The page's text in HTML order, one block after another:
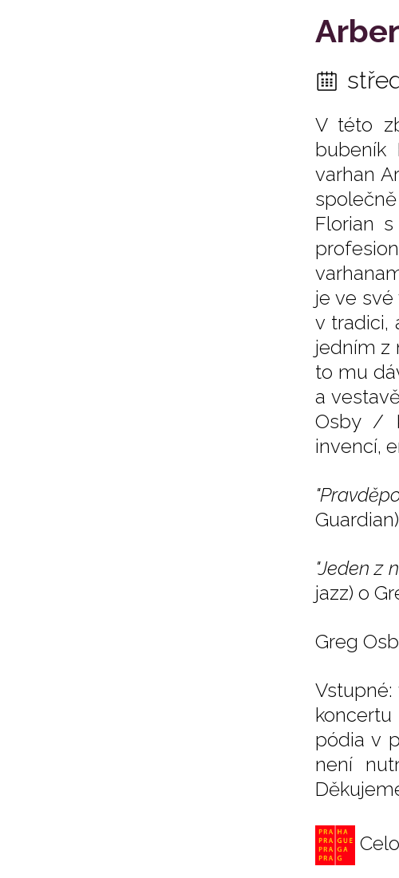
V této
bubeník
varhan
Florian
je ve
v tradici,
jedním z
to mu
a
Osby /
invencí,
"Jeden z
jazz) o
Greg
koncertu
pódia v
není